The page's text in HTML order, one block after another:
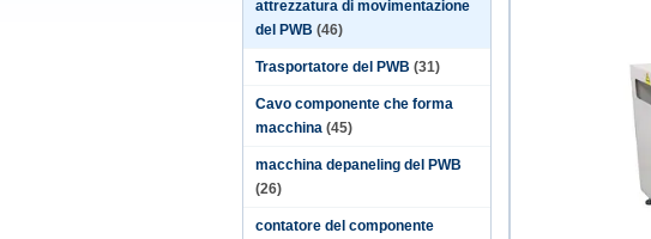
attrezzatura di movimentazione
del PWB (46)
Trasportatore del PWB (31)
Cavo componente che forma
macchina (45)
macchina depaneling del PWB
(26)
contatore del componente